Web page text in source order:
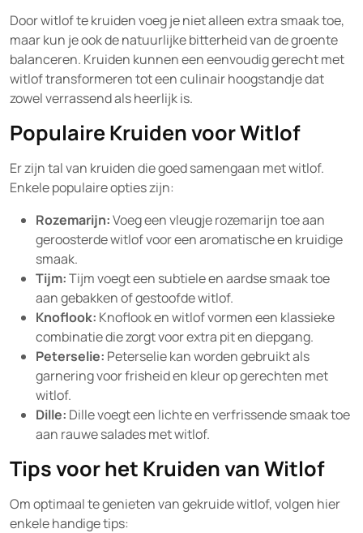
Door witlof te kruiden voeg je niet alleen extra smaak toe,
maar kun je ook de natuurlijke bitterheid van de groente
balanceren. Kruiden kunnen een eenvoudig gerecht met
witlof transformeren tot een culinair hoogstandje dat
zowel verrassend als heerlijk is.
Populaire Kruiden voor Witlof
Er zijn tal van kruiden die goed samengaan met witlof.
Enkele populaire opties zijn:
Rozemarijn:Voeg een vleugje rozemarijn toe aan
geroosterde witlof voor een aromatische en kruidige
smaak.
Tijm:Tijm voegt een subtiele en aardse smaak toe
aan gebakken of gestoofde witlof.
Knoflook: Knoflook en witlof vormen een klassieke
combinatie die zorgt voor extra pit en diepgang.
Peterselie: Peterselie kan worden gebruikt als
garnering voor frisheid en kleur op gerechten met
witlof.
Dille: Dille voegt een lichte en verfrissende smaak toe
aan rauwe salades met witlof.
Tips voor het Kruiden van Witlof
Om optimaal te genieten van gekruide witlof, volgen hier
enkele handige tips: